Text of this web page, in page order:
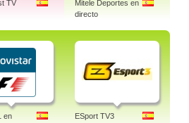
TV
Mitele Deportes en
directo
en ESport TV3